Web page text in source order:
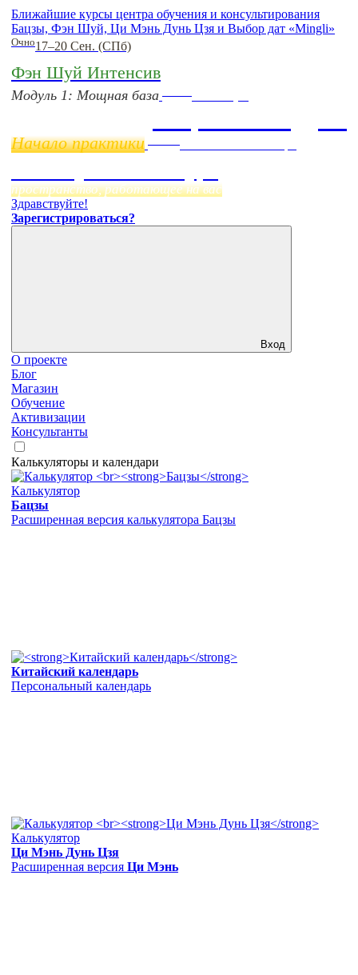
Ближайшие курсы центра обучения и консультирования
Бацзы, Фэн Шуй, Ци Мэнь Дунь Цзя и Выбор дат «Mingli»
Очно17–20 Сен. (СПб)
Фэн Шуй Интенсив
Модуль 1: Мощная база
Начало практики
пространство, работающее на вас
Здравствуйте!
Зарегистрироваться?
Вход
О проекте
Блог
Магазин
Обучение
Активизации
Консультанты
Калькуляторы и календари
Калькулятор
Бацзы
Расширенная версия калькулятора Бацзы
Китайский календарь
Персональный календарь
Калькулятор
Ци Мэнь Дунь Цзя
Расширенная версия Ци Мэнь